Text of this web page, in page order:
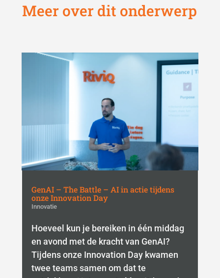
Meer over dit onderwerp
GenAI – The Battle – AI in actie tijdens
onze Innovation Day
Innovatie
Hoeveel kun je bereiken in één middag
en avond met de kracht van GenAI?
Tijdens onze Innovation Day kwamen
twee teams samen om dat te